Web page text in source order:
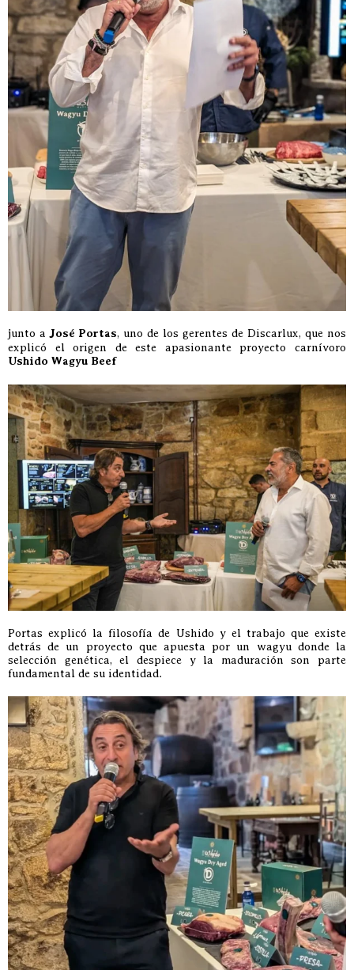
junto a José Portas, uno de los gerentes de Discarlux, que nos
explicó el origen de este apasionante proyecto carnívoro
Ushido Wagyu Beef
Portas explicó la filosofía de Ushido y el trabajo que existe
detrás de un proyecto que apuesta por un wagyu donde la
selección genética, el despiece y la maduración son parte
fundamental de su identidad.